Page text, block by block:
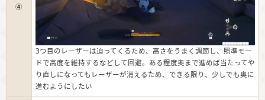
④
3つ目のレーザーは迫ってくるため、高さをうまく調節し、照準モー
ドで高度を維持するなどして回避。ある程度奥まで進めば当たってや
り直しになってもレーザーが消えるため、できる限り、少しでも奥に
進むようにしたい